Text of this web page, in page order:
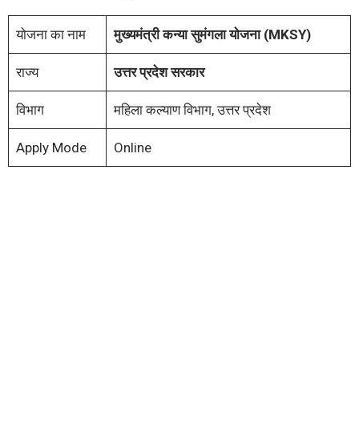
योजना का नाम मुख्यमंत्री कन्या सुमंगला योजना (MKSY)
राज्य उत्तर प्रदेश सरकार
विभाग महिला कल्याण विभाग, उत्तर प्रदेश
Apply Mode Online